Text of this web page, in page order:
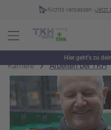
Nichts verpassen -Jetzt
Hier geht’s zu
Karriere
Arbeiten bei TKH
Slider überspringen